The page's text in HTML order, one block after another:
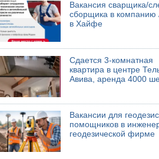
Вакансия сварщика/
сборщика в
в Хайфе
Сдается 3-комнатная
квартира в центре
Авива, аренда 4000
Вакансии для
помощников в
геодезической фирме